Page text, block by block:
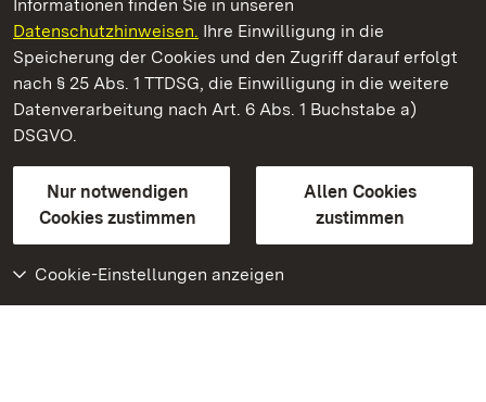
Informationen finden Sie in unseren
Datenschutzhinweisen. Ihre Einwilligung in die
Speicherung der Cookies und den Zugriff darauf erfolgt
nach § 25 Abs. 1 TTDSG, die Einwilligung in die weitere
Datenverarbeitung nach Art. 6 Abs. 1 Buchstabe a)
DSGVO.
Nur notwendigen
Cookies zustimmen
Allen Cookies
zustimmen
Cookie-Einstellungen anzeigen
Schloss und Schlossgarten Weikersheim
Staatliche Schlösser und Gärten Baden-Württemberg
Kontakt
GebärdenspracheLeichte Sprache
Erklärung zur Barrierefreiheit
BITV-konform (geprüfte Seiten)
Weiteres